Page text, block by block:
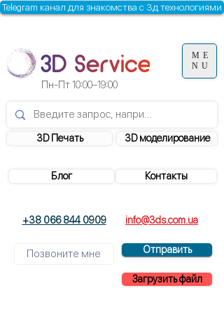
3D моделирование
Контакты
3D Печать
+38 066 844 0909 info@3ds.com.ua
Отправить
Загрузить файл
Блог
Пн-Пт10:00–19:00
Telegram канал для знакомства с 3д технологиями
ME
NU